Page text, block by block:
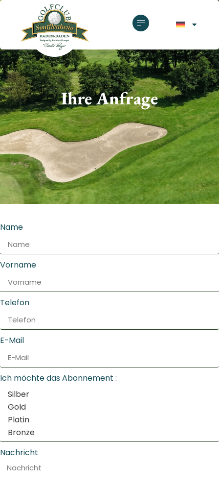
Ihre Anfrage
Name
Vorname
Telefon
E-Mail
Ich möchte das Abonnement :
Nachricht